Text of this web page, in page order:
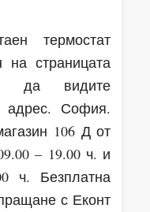
термостат
на страницата
видите
адрес. София.
106 Д от
– 19.00 ч. и
ч. Безплатна
с Еконт